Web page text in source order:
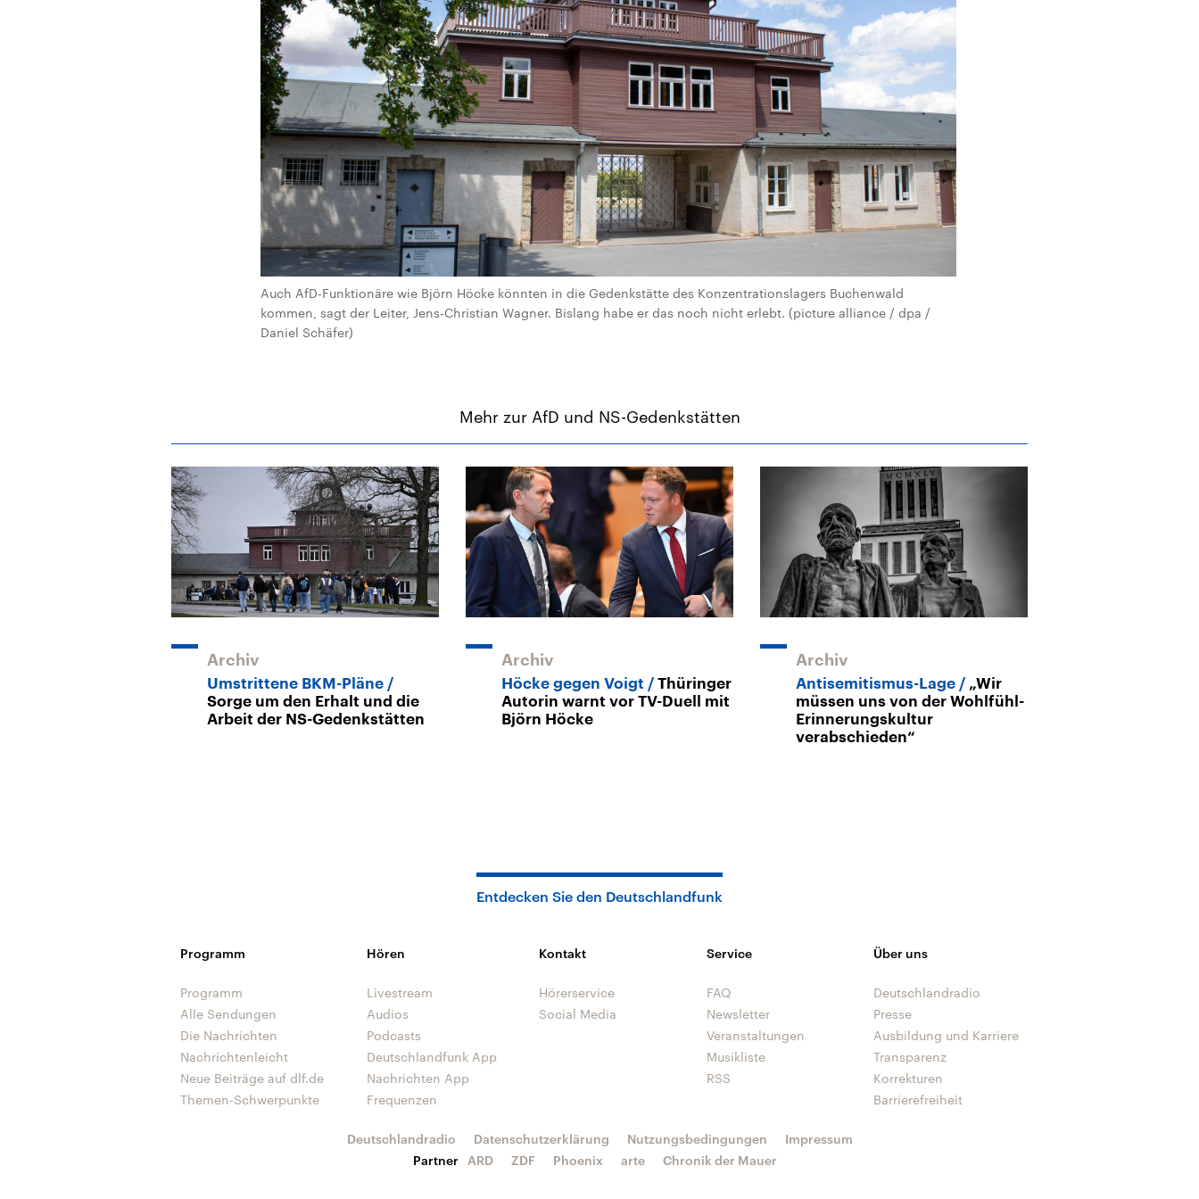
Auch AfD-Funktionäre wie Björn Höcke könnten in die Gedenkstätte des Konzentrationslagers Buchenwald
kommen, sagt der Leiter, Jens-Christian Wagner. Bislang habe er das noch nicht erlebt. (picture alliance / dpa /
Daniel Schäfer)
Mehr zur AfD und NS-Gedenkstätten
Archiv
Umstrittene BKM-Pläne
Sorge um den Erhalt und die
Arbeit der NS-Gedenkstätten
Archiv
Höcke gegen Voigt
Thüringer
Autorin warnt vor TV-Duell mit
Björn Höcke
Archiv
Antisemitismus-Lage
„Wir
müssen uns von der Wohlfühl-
Erinnerungskultur
verabschieden“
Entdecken Sie den Deutschlandfunk
Programm
Programm
Alle Sendungen
Die Nachrichten
Nachrichtenleicht
Neue Beiträge auf dlf.de
Themen-Schwerpunkte
Hören
Livestream
Audios
Podcasts
Deutschlandfunk App
Nachrichten App
Frequenzen
Kontakt
Hörerservice
Social Media
Service
FAQ
Newsletter
Veranstaltungen
Musikliste
RSS
Über uns
Deutschlandradio
Presse
Ausbildung und Karriere
Transparenz
Korrekturen
Barrierefreiheit
Deutschlandradio Datenschutzerklärung Nutzungsbedingungen
Impressum
Partner
ARD ZDF Phoenix arte Chronik der Mauer